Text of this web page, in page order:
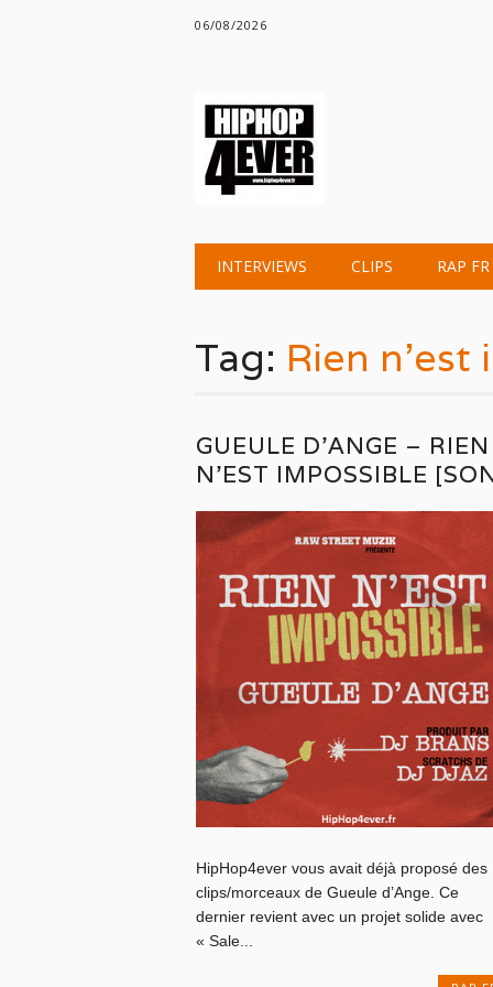
06/08/2026
Main menu
INTERVIEWS CLIPS RAP FR
Tag: Rien
GUEULE D’ANGE – RIEN
N’EST IMPOSSIBLE
HipHop4ever vous avait déjà proposé des
clips/morceaux de Gueule d’Ange. Ce
dernier revient avec un projet solide avec
« Sale...